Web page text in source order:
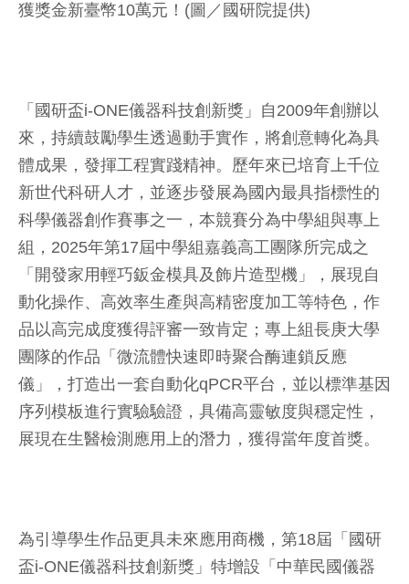
獲獎金新臺幣10萬元！(圖／國研院提供)
「國研盃i-ONE儀器科技創新獎」自2009年創辦以
來，持續鼓勵學生透過動手實作，將創意轉化為具
體成果，發揮工程實踐精神。歷年來已培育上千位
新世代科研人才，並逐步發展為國內最具指標性的
科學儀器創作賽事之一，本競賽分為中學組與專上
組，2025年第17屆中學組嘉義高工團隊所完成之
「開發家用輕巧鈑金模具及飾片造型機」，展現自
動化操作、高效率生產與高精密度加工等特色，作
品以高完成度獲得評審一致肯定；專上組長庚大學
團隊的作品「微流體快速即時聚合酶連鎖反應
儀」，打造出一套自動化qPCR平台，並以標準基因
序列模板進行實驗驗證，具備高靈敏度與穩定性，
展現在生醫檢測應用上的潛力，獲得當年度首獎。
為引導學生作品更具未來應用商機，第18屆「國研
盃i-ONE儀器科技創新獎」特增設「中華民國儀器